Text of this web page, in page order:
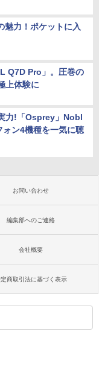
魅力！ポケットに入
Q7D Pro」。圧巻の
上体験に
力!「Osprey」Nobl
ン4機種を一気に聴
お問い合わせ
編集部へのご連絡
会社概要
商取引法に基づく表示